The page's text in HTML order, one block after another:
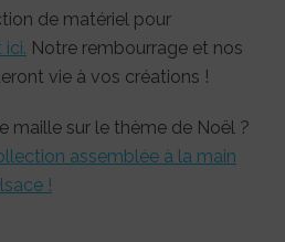
de matériel pour
ici. Notre rembourrage et nos
vie à vos créations !
maille sur le thème de Noël ?
assemblée à la main
!